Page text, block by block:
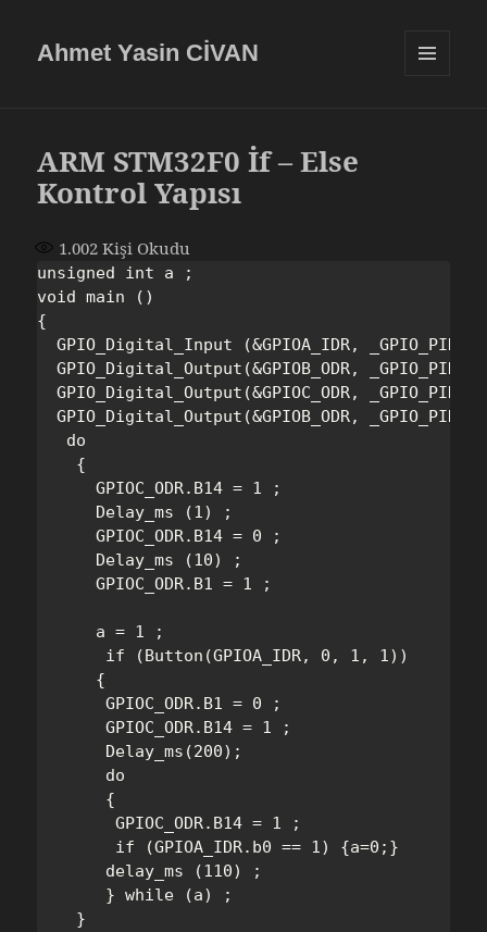
Ahmet Yasin CİVAN
ARM STM32F0 İf – Else
Kontrol Yapısı
1.002 Kişi Okudu
unsigned int a ;
void main ()
{
GPIO_Digital_Input (&GPIOA_IDR,
GPIO_Digital_Output(&GPIOB_ODR,
GPIO_Digital_Output(&GPIOC_ODR,
GPIO_Digital_Output(&GPIOB_ODR,
   do
    {
      GPIOC_ODR.B14 = 1 ;
      Delay_ms (1) ;
      GPIOC_ODR.B14 = 0 ;
      Delay_ms (10) ;
      GPIOC_ODR.B1 = 1 ;
      a = 1 ;
       if (Button(GPIOA_IDR, 0, 1, 1))
      {
       GPIOC_ODR.B1 = 0 ;
       GPIOC_ODR.B14 = 1 ;
       Delay_ms(200);
       do
       {
        GPIOC_ODR.B14 = 1 ;
        if (GPIOA_IDR.b0 == 1) {a=0;}
       delay_ms (110) ;
       } while (a) ;
    }